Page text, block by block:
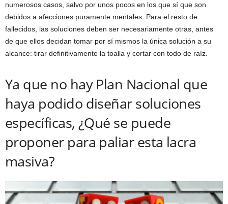
numerosos casos, salvo por unos pocos en los que sí que son
debidos a afecciones puramente mentales. Para el resto de
fallecidos, las soluciones deben ser necesariamente otras, antes
de que ellos decidan tomar por sí mismos la única solución a su
alcance: tirar definitivamente la toalla y cortar con todo de raíz.
Ya que no hay Plan Nacional que
haya podido diseñar soluciones
específicas, ¿Qué se puede
proponer para paliar esta lacra
masiva?